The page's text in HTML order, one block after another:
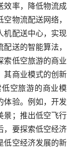
效率，降低物流成
物流配送网络，
机配送中心，实现
送的智能算法，
索低空旅游的商业
其商业模式的创新
空旅游的商业模
体验。例如，开发
景；推出低空飞行
，要探索低空经济
低空经济发展的新